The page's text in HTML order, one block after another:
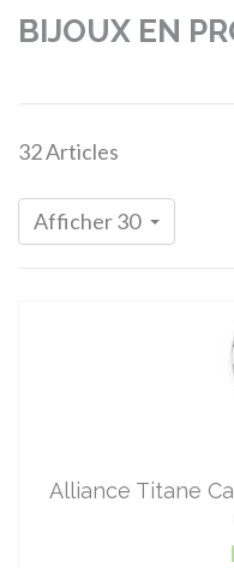
BIJOUX EN
32 Articles
Afficher 30
Alliance Titane